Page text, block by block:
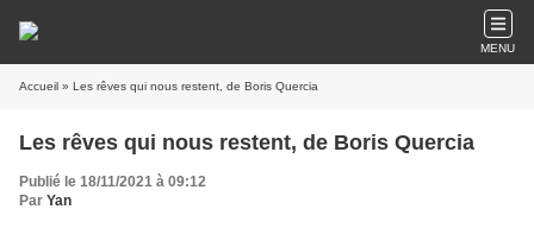
MENU
Accueil » Les rêves qui nous restent, de Boris Quercia
Les rêves qui nous restent, de Boris Quercia
Publié le 18/11/2021 à 09:12
Par Yan